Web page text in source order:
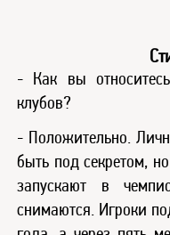
- Как вы
клубов?
- Положительно.
быть под секретом,
запускают в
снимаются. Игроки